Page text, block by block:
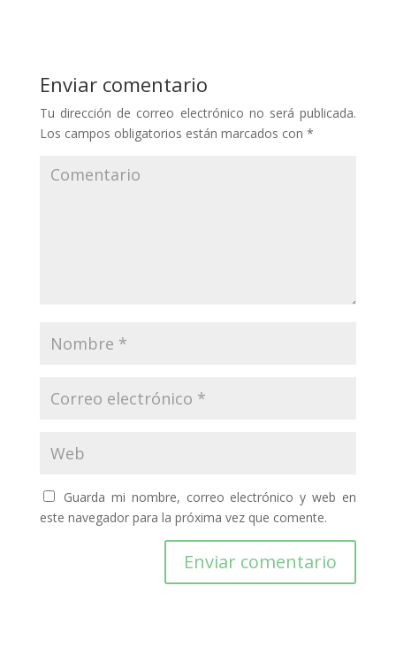
Enviar comentario
Tu dirección de correo electrónico no será publicada.
Los campos obligatorios están marcados con *
Guarda mi nombre, correo electrónico y web en
este navegador para la próxima vez que comente.